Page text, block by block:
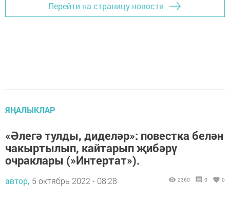
Перейти на страницу новости
ЯҢАЛЫКЛАР
«Әлегә тулды, диделәр»: повестка белән
чакыртылып, кайтарып җибәрү
очраклары (»Интертат»).
автор, 5 октябрь 2022 - 08:28 2360 0 0